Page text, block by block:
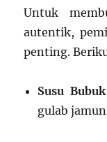
Untuk
autentik,
penting.
Susu
gulab